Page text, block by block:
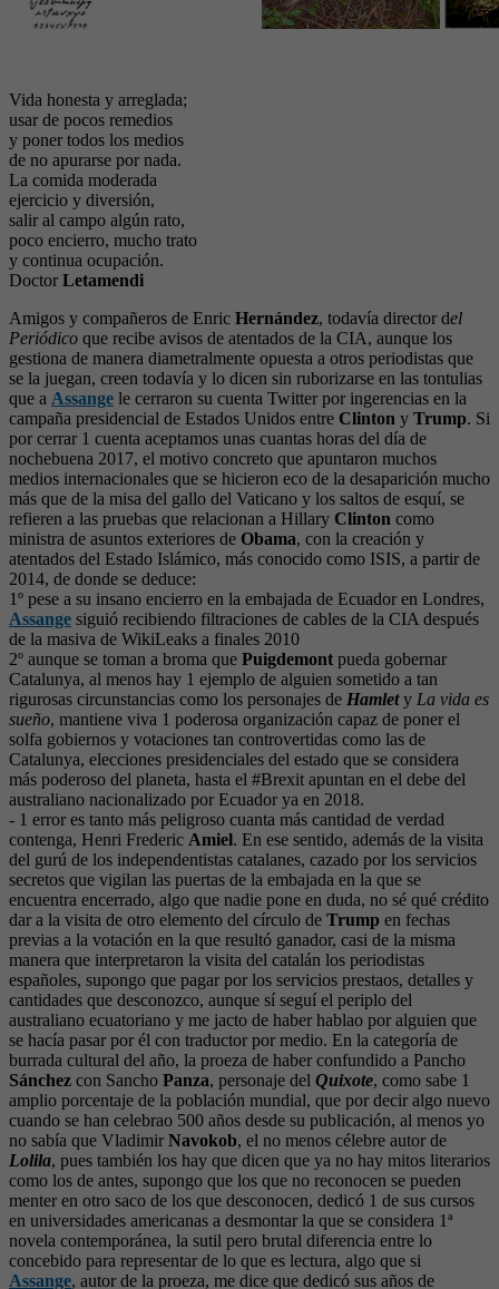
Vida honesta y arreglada;
usar de pocos remedios
y poner todos los medios
de no apurarse por nada.
La comida moderada
ejercicio y diversión,
salir al campo algún rato,
poco encierro, mucho trato
y continua ocupación.
Doctor Letamendi
Amigos y compañeros de Enric Hernández, todavía director del
Periódico que recibe avisos de atentados de la CIA, aunque los
gestiona de manera diametralmente opuesta a otros periodistas que
se la juegan, creen todavía y lo dicen sin ruborizarse en las tontulias
que a Assange le cerraron su cuenta Twitter por ingerencias en la
campaña presidencial de Estados Unidos entre Clinton y Trump. Si
por cerrar 1 cuenta aceptamos unas cuantas horas del día de
nochebuena 2017, el motivo concreto que apuntaron muchos
medios internacionales que se hicieron eco de la desaparición mucho
más que de la misa del gallo del Vaticano y los saltos de esquí, se
refieren a las pruebas que relacionan a Hillary Clinton como
ministra de asuntos exteriores de Obama, con la creación y
atentados del Estado Islámico, más conocido como ISIS, a partir de
2014, de donde se deduce:
1º pese a su insano encierro en la embajada de Ecuador en Londres,
Assange siguió recibiendo filtraciones de cables de la CIA después
de la masiva de WikiLeaks a finales 2010
2º aunque se toman a broma que Puigdemont pueda gobernar
Catalunya, al menos hay 1 ejemplo de alguien sometido a tan
rigurosas circunstancias como los personajes de Hamlety La vida es
sueño, mantiene viva 1 poderosa organización capaz de poner el
solfa gobiernos y votaciones tan controvertidas como las de
Catalunya, elecciones presidenciales del estado que se considera
más poderoso del planeta, hasta el #Brexit apuntan en el debe del
australiano nacionalizado por Ecuador ya en 2018.
- 1 error es tanto más peligroso cuanta más cantidad de verdad
contenga, Henri Frederic Amiel. En ese sentido, además de la visita
del gurú de los independentistas catalanes, cazado por los servicios
secretos que vigilan las puertas de la embajada en la que se
encuentra encerrado, algo que nadie pone en duda, no sé qué crédito
dar a la visita de otro elemento del círculo de Trump en fechas
previas a la votación en la que resultó ganador, casi de la misma
manera que interpretaron la visita del catalán los periodistas
españoles, supongo que pagar por los servicios prestaos, detalles y
cantidades que desconozco, aunque sí seguí el periplo del
australiano ecuatoriano y me jacto de haber hablao por alguien que
se hacía pasar por él con traductor por medio. En la categoría de
burrada cultural del año, la proeza de haber confundido a Pancho
Sánchez con Sancho Panza, personaje del Quixote, como sabe 1
amplio porcentaje de la población mundial, que por decir algo nuevo
cuando se han celebrao 500 años desde su publicación, al menos yo
no sabía que Vladimir Navokob, el no menos célebre autor de
Lolila, pues también los hay que dicen que ya no hay mitos literarios
como los de antes, supongo que los que no reconocen se pueden
menter en otro saco de los que desconocen, dedicó 1 de sus cursos
en universidades americanas a desmontar la que se considera 1ª
novela contemporánea, la sutil pero brutal diferencia entre lo
concebido para representar de lo que es lectura, algo que si
Assange, autor de la proeza, me dice que dedicó sus años de